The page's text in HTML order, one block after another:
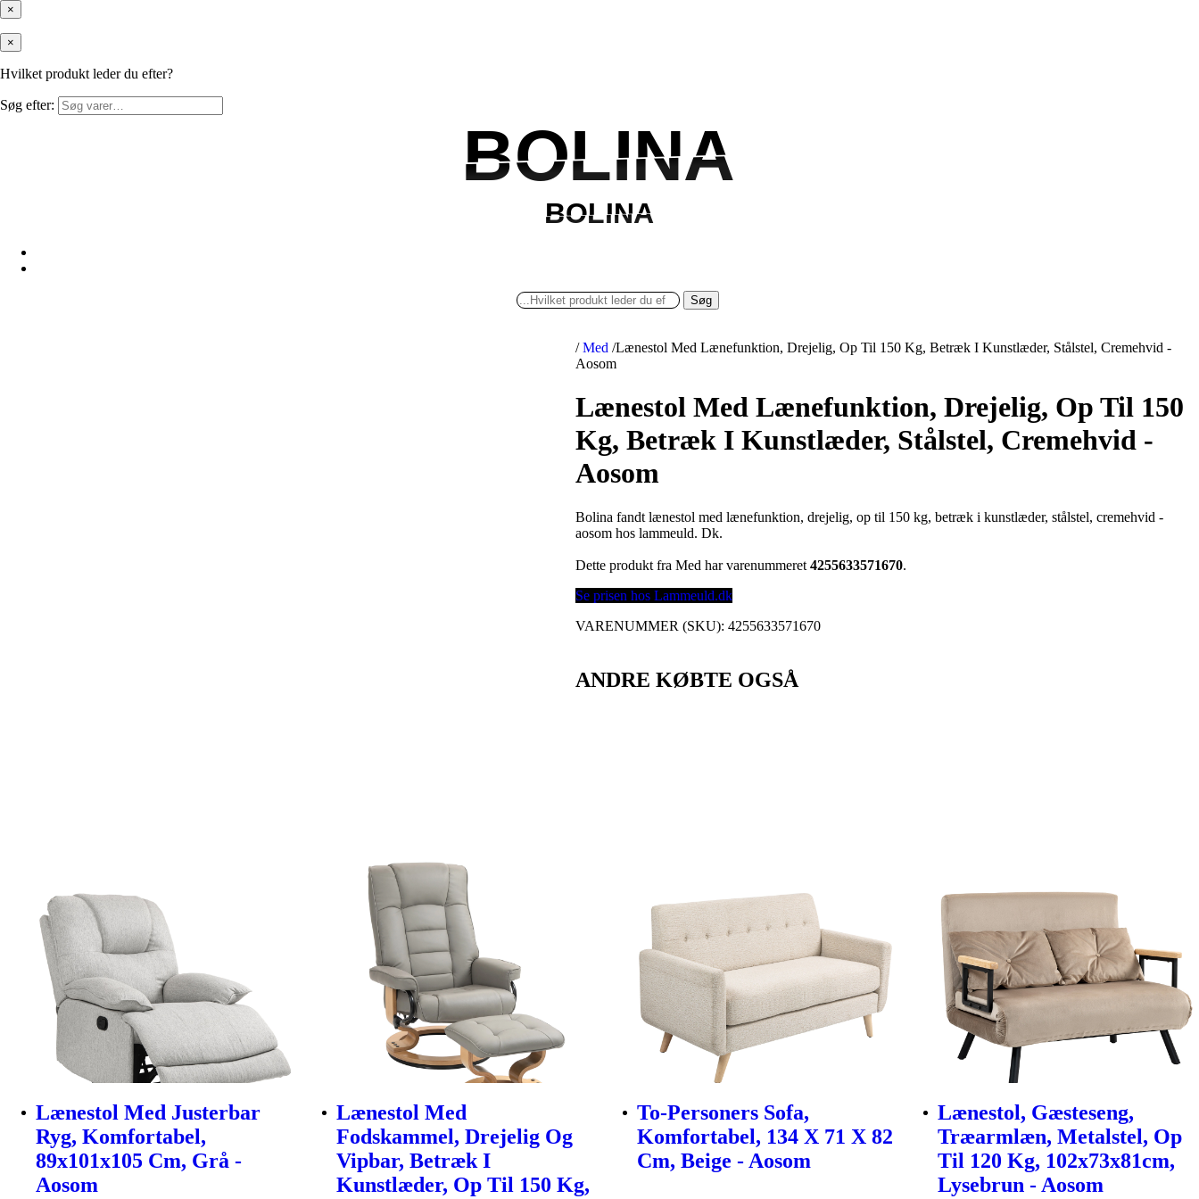
×
×
Hvilket produkt leder du efter?
Søg efter:
BOLINA
BOLINA
BOLINA
BOLINA
Søg
/ Med /Lænestol Med Lænefunktion, Drejelig, Op Til 150 Kg, Betræk I Kunstlæder, Stålstel, Cremehvid -
Aosom
Lænestol Med Lænefunktion, Drejelig, Op Til 150
Kg, Betræk I Kunstlæder, Stålstel, Cremehvid -
Aosom
Bolina fandt lænestol med lænefunktion, drejelig, op til 150 kg, betræk i kunstlæder, stålstel, cremehvid -
aosom hos lammeuld. Dk.
Dette produkt fra Med har varenummeret4255633571670.
Se prisen hos Lammeuld.dk
VARENUMMER (SKU):4255633571670
ANDRE KØBTE OGSÅ
Lænestol Med Justerbar
Ryg, Komfortabel,
89x101x105 Cm, Grå -
Aosom
Lænestol Med
Fodskammel, Drejelig Og
Vipbar, Betræk I
Kunstlæder, Op Til 150 Kg,
To-Personers Sofa,
Komfortabel, 134 X 71 X 82
Cm, Beige - Aosom
Lænestol, Gæsteseng,
Træarmlæn, Metalstel, Op
Til 120 Kg, 102x73x81cm,
Lysebrun - Aosom